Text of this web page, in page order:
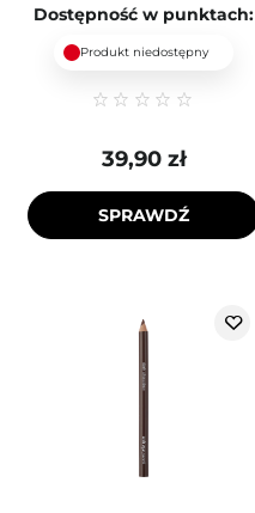
Dostępność w punktach:
Produkt niedostępny
39,90 zł
SPRAWDŹ